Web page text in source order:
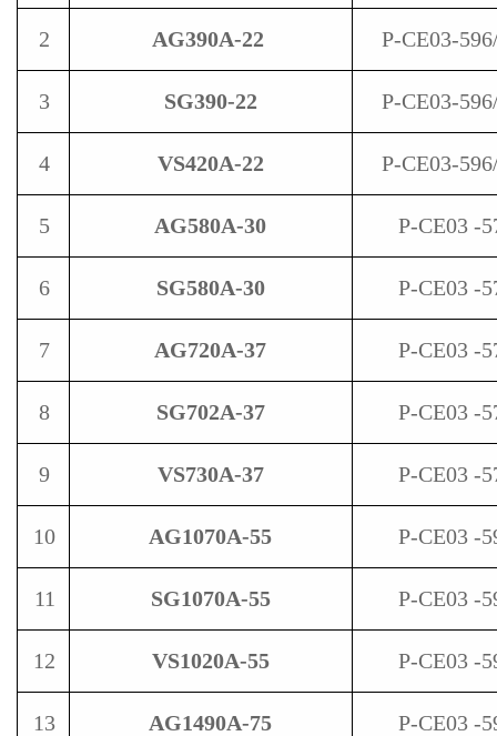
2 AG390A-22 P-CE03-
3 SG390-22 P-CE03-
4 VS420A-22 P-CE03-
5 AG580A-30 P-CE03 -
6 SG580A-30 P-CE03 -
7 AG720A-37 P-CE03 -
8 SG702A-37 P-CE03 -
9 VS730A-37 P-CE03 -
10 AG1070A-55 P-CE03 -
11 SG1070A-55 P-CE03 -
12 VS1020A-55 P-CE03 -
13 AG1490A-75 P-CE03 -